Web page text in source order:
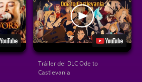
Tráiler del DLC Ode to
Castlevania